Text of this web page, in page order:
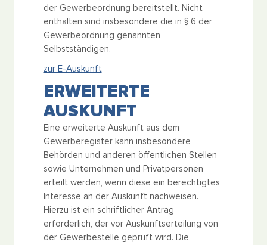
der Gewerbeordnung bereitstellt. Nicht
enthalten sind insbesondere die in § 6 der
Gewerbeordnung genannten
Selbstständigen.
zur E-Auskunft
ERWEITERTE
AUSKUNFT
Eine erweiterte Auskunft aus dem
Gewerberegister kann insbesondere
Behörden und anderen öffentlichen Stellen
sowie Unternehmen und Privatpersonen
erteilt werden, wenn diese ein berechtigtes
Interesse an der Auskunft nachweisen.
Hierzu ist ein schriftlicher Antrag
erforderlich, der vor Auskunftserteilung von
der Gewerbestelle geprüft wird. Die